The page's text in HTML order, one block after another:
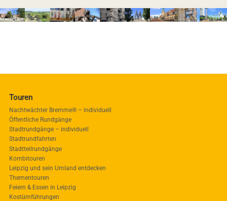
Touren
Nachtwächter Bremme® – individuell
Öffentliche Rundgänge
Stadtrundgänge – individuell
Stadtrundfahrten
Stadtteilrundgänge
Kombitouren
Leipzig und sein Umland entdecken
Thementouren
Feiern & Essen in Leipzig
Kostümführungen